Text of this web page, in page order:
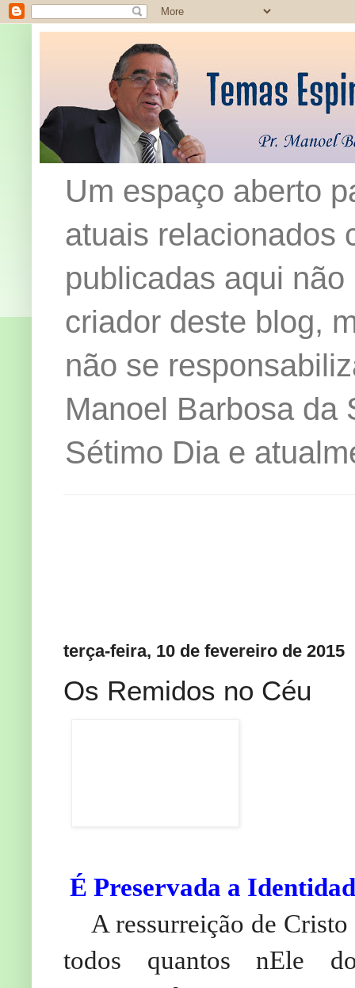
Um espaço aberto
atuais relacionados
publicadas aqui
criador deste blog,
não se
Manoel Barbosa da
Sétimo Dia e
terça-feira, 10 de fevereiro de 2015
Os Remidos no Céu
É Preservada a
A ressurreição de
todos quantos nEle